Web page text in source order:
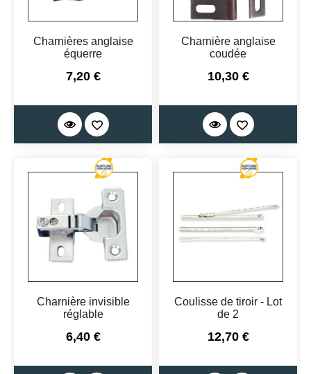
Charnières anglaise
équerre
Prix
7,20 €
Charnière anglaise
coudée
Prix
10,30 €
Charnière invisible
réglable
Prix
6,40 €
Coulisse de tiroir - Lot
de 2
Prix
12,70 €